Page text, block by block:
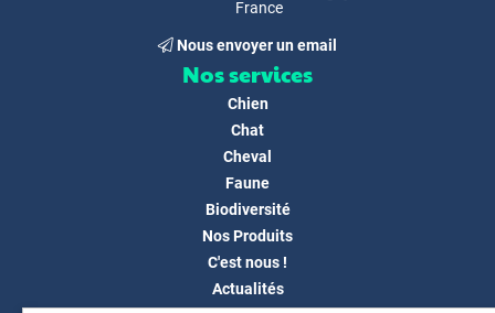
France
Nous envoyer un email
Nos services
Chien
Chat
Cheval
Faune
Biodiversité
Nos Produits
C'est nous !
Actualités